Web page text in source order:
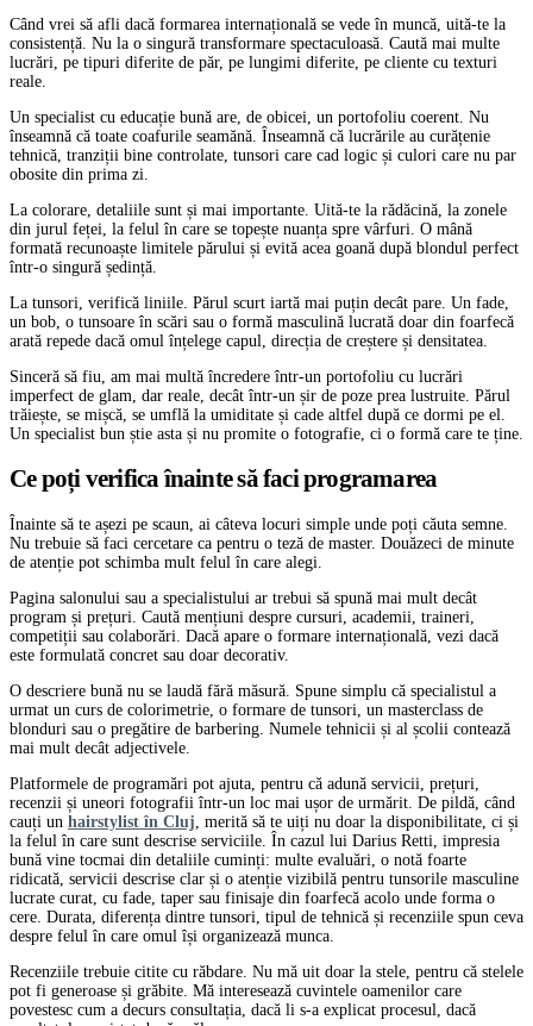
Când vrei să afli dacă formarea internațională se vede în muncă, uită-te la
consistență. Nu la o singură transformare spectaculoasă. Caută mai multe
lucrări, pe tipuri diferite de păr, pe lungimi diferite, pe cliente cu texturi
reale.
Un specialist cu educație bună are, de obicei, un portofoliu coerent. Nu
înseamnă că toate coafurile seamănă. Înseamnă că lucrările au curățenie
tehnică, tranziții bine controlate, tunsori care cad logic și culori care nu par
obosite din prima zi.
La colorare, detaliile sunt și mai importante. Uită-te la rădăcină, la zonele
din jurul feței, la felul în care se topește nuanța spre vârfuri. O mână
formată recunoaște limitele părului și evită acea goană după blondul perfect
într-o singură ședință.
La tunsori, verifică liniile. Părul scurt iartă mai puțin decât pare. Un fade,
un bob, o tunsoare în scări sau o formă masculină lucrată doar din foarfecă
arată repede dacă omul înțelege capul, direcția de creștere și densitatea.
Sinceră să fiu, am mai multă încredere într-un portofoliu cu lucrări
imperfect de glam, dar reale, decât într-un șir de poze prea lustruite. Părul
trăiește, se mișcă, se umflă la umiditate și cade altfel după ce dormi pe el.
Un specialist bun știe asta și nu promite o fotografie, ci o formă care te ține.
Ce poți verifica înainte să faci programarea
Înainte să te așezi pe scaun, ai câteva locuri simple unde poți căuta semne.
Nu trebuie să faci cercetare ca pentru o teză de master. Douăzeci de minute
de atenție pot schimba mult felul în care alegi.
Pagina salonului sau a specialistului ar trebui să spună mai mult decât
program și prețuri. Caută mențiuni despre cursuri, academii, traineri,
competiții sau colaborări. Dacă apare o formare internațională, vezi dacă
este formulată concret sau doar decorativ.
O descriere bună nu se laudă fără măsură. Spune simplu că specialistul a
urmat un curs de colorimetrie, o formare de tunsori, un masterclass de
blonduri sau o pregătire de barbering. Numele tehnicii și al școlii contează
mai mult decât adjectivele.
Platformele de programări pot ajuta, pentru că adună servicii, prețuri,
recenzii și uneori fotografii într-un loc mai ușor de urmărit. De pildă, când
cauți un hairstylist în Cluj , merită să te uiți nu doar la disponibilitate, ci și
la felul în care sunt descrise serviciile. În cazul lui Darius Retti, impresia
bună vine tocmai din detaliile cuminți: multe evaluări, o notă foarte
ridicată, servicii descrise clar și o atenție vizibilă pentru tunsorile masculine
lucrate curat, cu fade, taper sau finisaje din foarfecă acolo unde forma o
cere. Durata, diferența dintre tunsori, tipul de tehnică și recenziile spun ceva
despre felul în care omul își organizează munca.
Recenziile trebuie citite cu răbdare. Nu mă uit doar la stele, pentru că stelele
pot fi generoase și grăbite. Mă interesează cuvintele oamenilor care
povestesc cum a decurs consultația, dacă li s-a explicat procesul, dacă